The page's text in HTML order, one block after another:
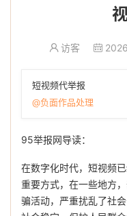
访客
短视频代举报
@负面作品处理
95举报网导读：
在数字化时代，短视频
重要方式，在一些地方
骗活动，严重扰乱了社